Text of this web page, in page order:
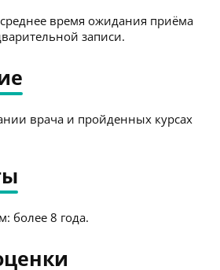
время ожидания приёма
записи.
врача и пройденных курсах
более 8 года.